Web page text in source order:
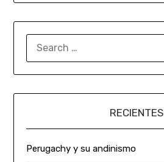
RECIENTES
Perugachy y su andinismo